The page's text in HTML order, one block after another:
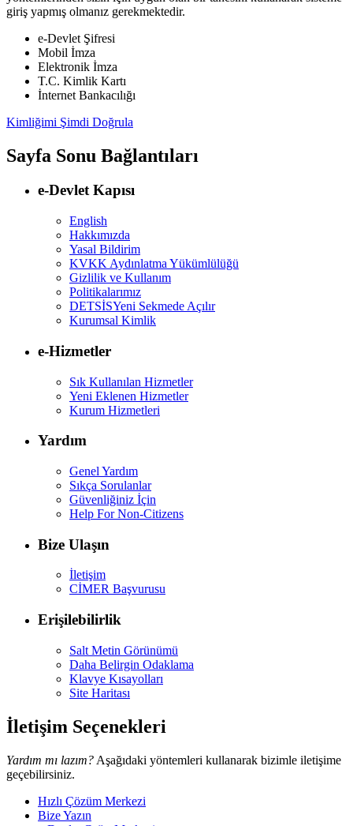
giriş yapmış olmanız gerekmektedir.
e-Devlet Şifresi
Mobil İmza
Elektronik İmza
T.C. Kimlik Kartı
İnternet Bankacılığı
Kimliğimi Şimdi Doğrula
Sayfa Sonu Bağlantıları
e-Devlet Kapısı
English
Hakkımızda
Yasal Bildirim
KVKK Aydınlatma Yükümlülüğü
Gizlilik ve Kullanım
Politikalarımız
DETSİSYeni Sekmede Açılır
Kurumsal Kimlik
e-Hizmetler
Sık Kullanılan Hizmetler
Yeni Eklenen Hizmetler
Kurum Hizmetleri
Yardım
Genel Yardım
Sıkça Sorulanlar
Güvenliğiniz İçin
Help For Non-Citizens
Bize Ulaşın
İletişim
CİMER Başvurusu
Erişilebilirlik
Salt Metin Görünümü
Daha Belirgin Odaklama
Klavye Kısayolları
Site Haritası
İletişim Seçenekleri
Yardım mı lazım? Aşağıdaki yöntemleri kullanarak bizimle iletişime
geçebilirsiniz.
Hızlı Çözüm Merkezi
Bize Yazın